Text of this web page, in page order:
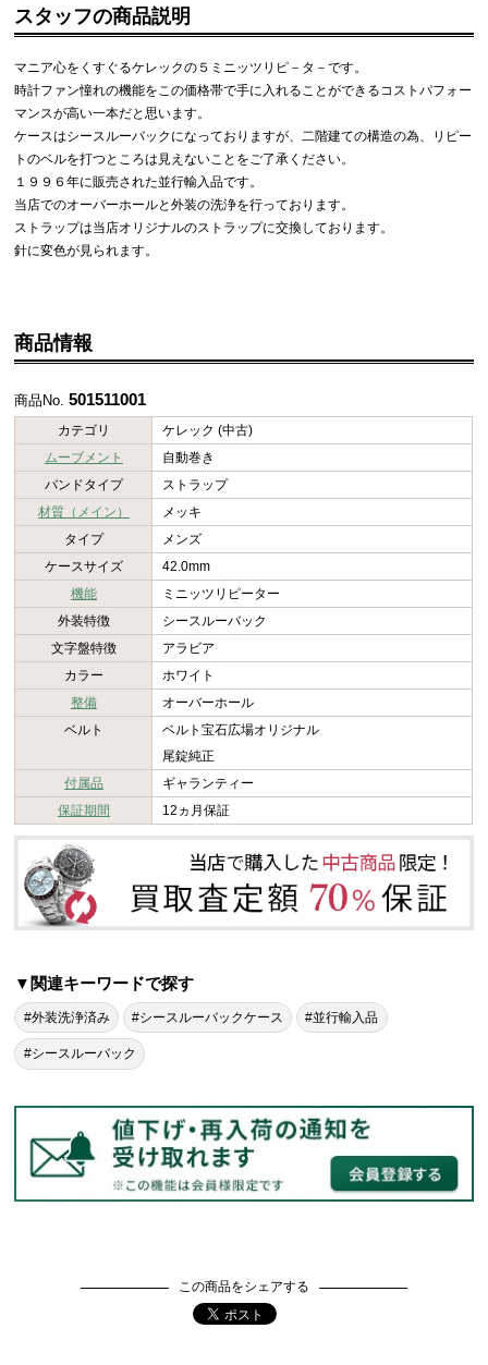
スタッフの商品説明
マニア心をくすぐるケレックの５ミニッツリピ－タ－です。
時計ファン憧れの機能をこの価格帯で手に入れることができるコストパフォー
マンスが高い一本だと思います。
ケースはシースルーバックになっておりますが、二階建ての構造の為、リピー
トのベルを打つところは見えないことをご了承ください。
１９９６年に販売された並行輸入品です。
当店でのオーバーホールと外装の洗浄を行っております。
ストラップは当店オリジナルのストラップに交換しております。
針に変色が見られます。
商品情報
商品No.501511001
カテゴリ
ケレック (中古)
ムーブメント
自動巻き
バンドタイプ
ストラップ
材質（メイン）
メッキ
タイプ
メンズ
ケースサイズ
42.0mm
機能
ミニッツリピーター
外装特徴
シースルーバック
文字盤特徴
アラビア
カラー
ホワイト
整備
オーバーホール
ベルト
ベルト宝石広場オリジナル
尾錠純正
付属品
ギャランティー
保証期間
12ヵ月保証
▼関連キーワードで探す
#外装洗浄済み #シースルーバックケース #並行輸入品
#シースルーバック
この商品をシェアする